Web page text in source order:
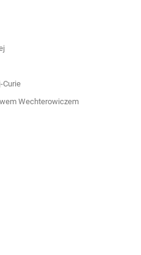
Curie
Wechterowiczem